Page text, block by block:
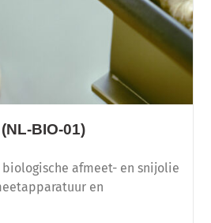
BIO-01)
biologische afmeet- en snijolie
en